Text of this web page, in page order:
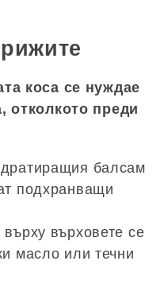
коса се нуждае
отколкото преди
балсам
подхранващи
върховете се
масло или течни